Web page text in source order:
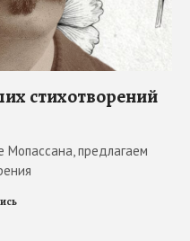
стихотворений
Мопассана, предлагаем